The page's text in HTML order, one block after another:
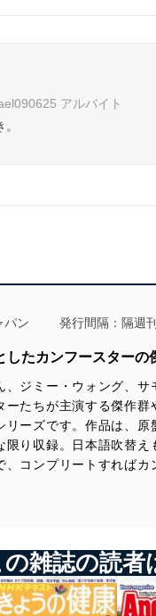
アルバイト
パン 発行間隔：隔週刊
たカンフースターの
、ジミー・ウォング、
ーたちが主演する傑作
リーズです。作品は、
限り収録。日本語吹替
コンプリートすれば
の雑誌の読者